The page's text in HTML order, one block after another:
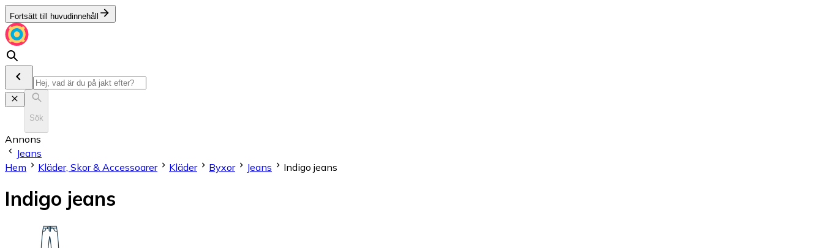
Fortsätt till huvudinnehåll
Sök
Annons
Jeans
Hem
Kläder, Skor & Accessoarer Kläder Byxor Jeans Indigo jeans
Indigo jeans